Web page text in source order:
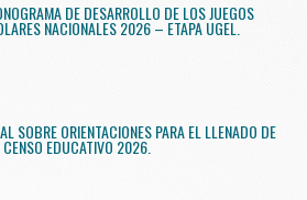
DE DESARROLLO DE LOS JUEGOS
NACIONALES 2026 – ETAPA UGEL.
SOBRE ORIENTACIONES PARA EL LLENADO DE
CENSO EDUCATIVO 2026.